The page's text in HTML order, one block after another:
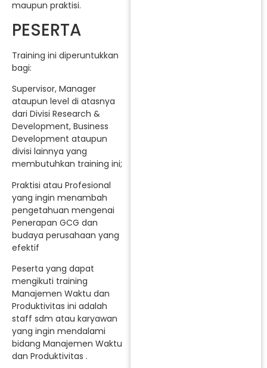
maupun praktisi.
PESERTA
Training ini diperuntukkan
bagi:
Supervisor, Manager
ataupun level di atasnya
dari Divisi Research &
Development, Business
Development ataupun
divisi lainnya yang
membutuhkan training ini;
Praktisi atau Profesional
yang ingin menambah
pengetahuan mengenai
Penerapan GCG dan
budaya perusahaan yang
efektif
Peserta yang dapat
mengikuti training
Manajemen Waktu dan
Produktivitas ini adalah
staff sdm atau karyawan
yang ingin mendalami
bidang Manajemen Waktu
dan Produktivitas .